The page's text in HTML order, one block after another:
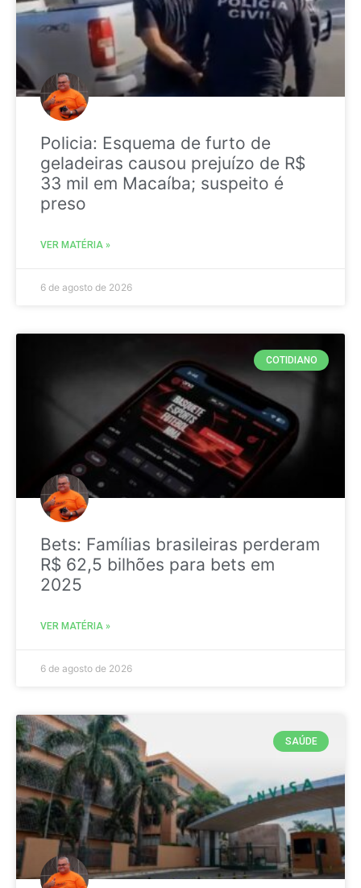
Policia: Esquema de furto de
geladeiras causou prejuízo de R$
33 mil em Macaíba; suspeito é
preso
VER MATÉRIA »
6 de agosto de 2026
COTIDIANO
Bets: Famílias brasileiras perderam
R$ 62,5 bilhões para bets em
2025
VER MATÉRIA »
6 de agosto de 2026
SAÚDE